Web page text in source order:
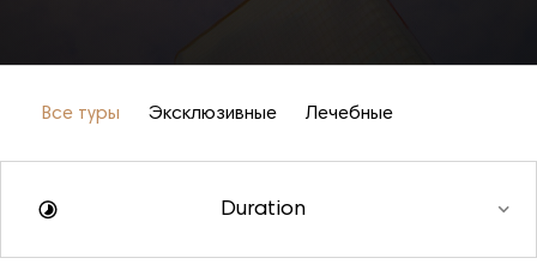
Все туры Эксклюзивные Лечебные
Duration